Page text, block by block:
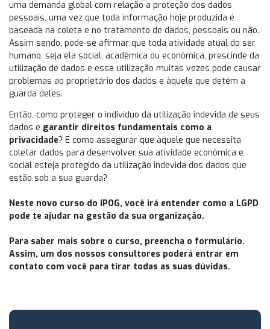
uma demanda global com relação a proteção dos dados
pessoais, uma vez que toda informação hoje produzida é
baseada na coleta e no tratamento de dados, pessoais ou não.
Assim sendo, pode-se afirmar que toda atividade atual do ser
humano, seja ela social, acadêmica ou econômica, prescinde da
utilização de dados e essa utilização muitas vezes pode causar
problemas ao proprietário dos dados e àquele que detém a
guarda deles.
Então, como proteger o indivíduo da utilização indevida de seus
dados e garantir direitos fundamentais como a
privacidade? E como assegurar que àquele que necessita
coletar dados para desenvolver sua atividade econômica e
social esteja protegido da utilização indevida dos dados que
estão sob a sua guarda?
Neste novo curso do IPOG, você irá entender como a LGPD
pode te ajudar na gestão da sua organização.
Para saber mais sobre o curso, preencha o formulário.
Assim, um dos nossos consultores poderá entrar em
contato com você para tirar todas as suas dúvidas.